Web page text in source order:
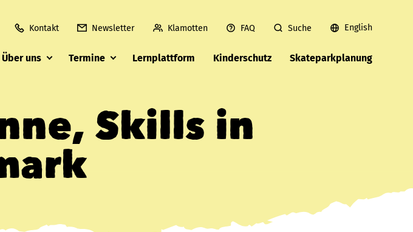
Über uns Termine Lernplattform Kinderschutz Skateparkplanung
Kontakt Newsletter Klamotten FAQ Suche English
Skills in